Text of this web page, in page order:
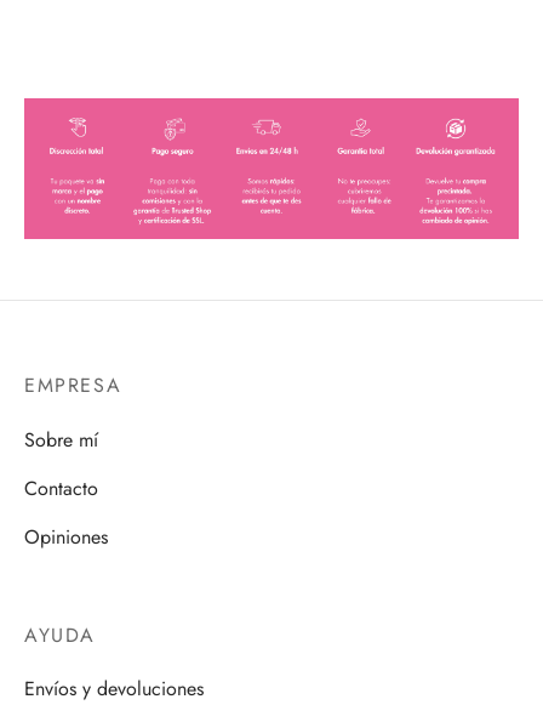
EMPRESA
Sobre mí
Contacto
Opiniones
AYUDA
Envíos y devoluciones